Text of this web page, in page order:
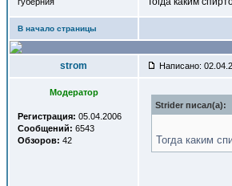
В начало страницы
strom Написано:
Модератор
Регистрация: 05.04.2006
Сообщений: 6543
Обзоров: 42
Strider писал(a):
Тогда каким